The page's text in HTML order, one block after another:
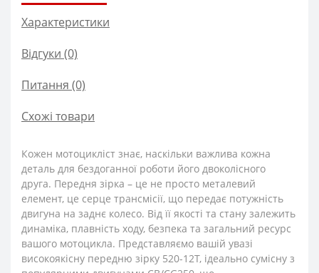
Характеристики
Відгуки (0)
Питання (0)
Схожі товари
Кожен мотоцикліст знає, наскільки важлива кожна
деталь для бездоганної роботи його двоколісного
друга. Передня зірка – це не просто металевий
елемент, це серце трансмісії, що передає потужність
двигуна на заднє колесо. Від її якості та стану залежить
динаміка, плавність ходу, безпека та загальний ресурс
вашого мотоцикла. Представляємо вашій увазі
високоякісну передню зірку 520-12T, ідеально сумісну з